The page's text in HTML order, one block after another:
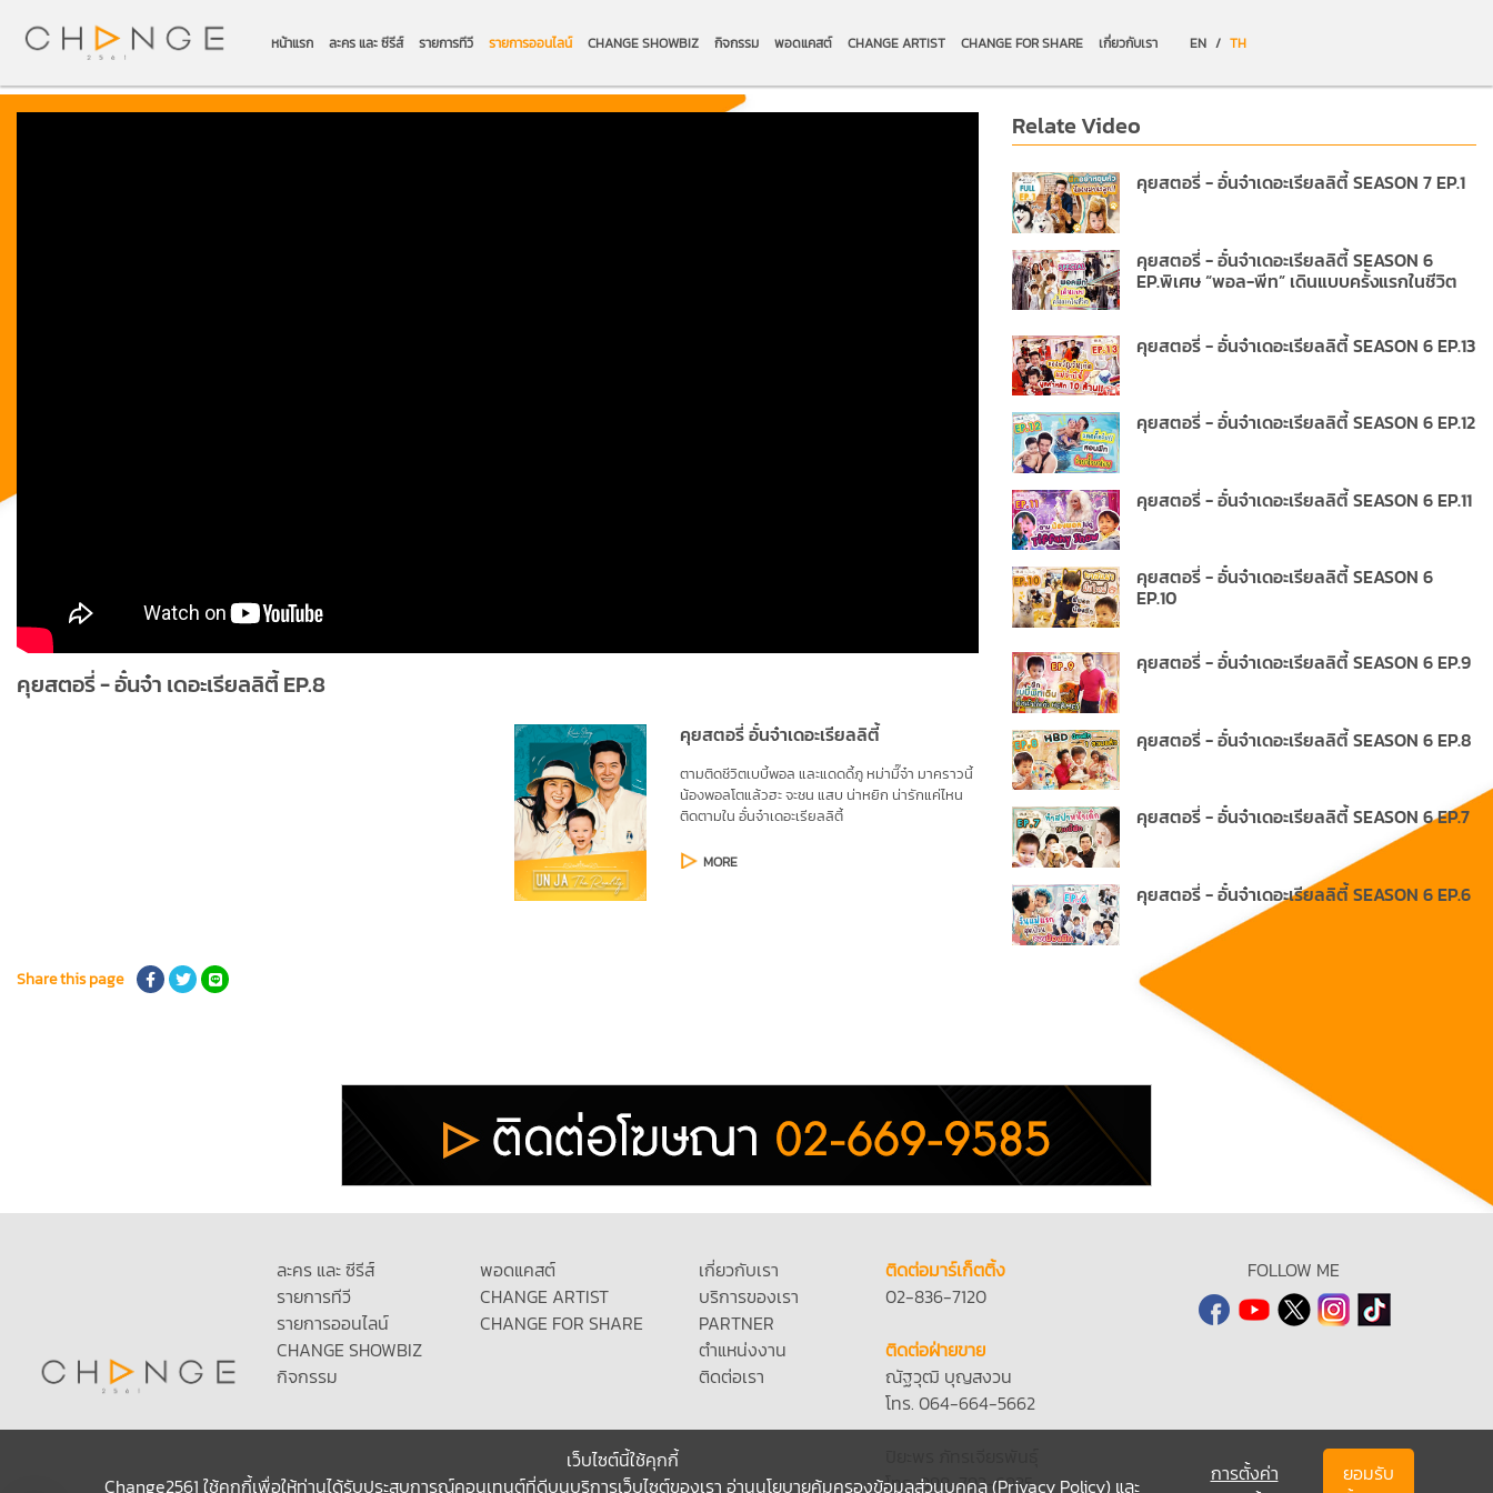
หน้าแรก ละคร และ ซีรีส์ รายการทีวี รายการออนไลน์ CHANGE SHOWBIZ กิจกรรม พอดแคสต์ CHANGE ARTIST CHANGE FOR SHARE เกี่ยวกับเรา EN / TH
คุยสตอรี่ - อั๋นจ๋า เดอะเรียลลิตี้ EP.8
คุยสตอรี่ อั๋นจ๋าเดอะเรียลลิตี้
ตามติดชีวิตเบบี้พอล และแดดดี้ภู หม่ามี๊จ๋า มาคราวนี้
น้องพอลโตแล้วฮะ จะชน แสบ น่าหยิก น่ารักแค่ไหน
ติดตามใน อั๋นจ๋าเดอะเรียลลิตี้
MORE
Share this page
Relate Video
คุยสตอรี่ - อั๋นจ๋าเดอะเรียลลิตี้ SEASON 7 EP.1
คุยสตอรี่ - อั๋นจ๋าเดอะเรียลลิตี้ SEASON 6
EP.พิเศษ “พอล-พีท” เดินแบบครั้งแรกในชีวิต
คุยสตอรี่ - อั๋นจ๋าเดอะเรียลลิตี้ SEASON 6 EP.13
คุยสตอรี่ - อั๋นจ๋าเดอะเรียลลิตี้ SEASON 6 EP.12
คุยสตอรี่ - อั๋นจ๋าเดอะเรียลลิตี้ SEASON 6 EP.11
คุยสตอรี่ - อั๋นจ๋าเดอะเรียลลิตี้ SEASON 6
EP.10
คุยสตอรี่ - อั๋นจ๋าเดอะเรียลลิตี้ SEASON 6 EP.9
คุยสตอรี่ - อั๋นจ๋าเดอะเรียลลิตี้ SEASON 6 EP.8
คุยสตอรี่ - อั๋นจ๋าเดอะเรียลลิตี้ SEASON 6 EP.7
คุยสตอรี่ - อั๋นจ๋าเดอะเรียลลิตี้ SEASON 6 EP.6
ละคร และ ซีรีส์
รายการทีวี
รายการออนไลน์
CHANGE SHOWBIZ
กิจกรรม
พอดแคสต์
CHANGE ARTIST
CHANGE FOR SHARE
เกี่ยวกับเรา
บริการของเรา
PARTNER
ตำแหน่งงาน
ติดต่อเรา
ติดต่อมาร์เก็ตติ้ง
02-836-7120
ติดต่อฝ่ายขาย
ณัฐวุฒิ บุญสงวน
โทร. 064-664-5662
โทร. 098-792-6935
FOLLOW ME
เว็บไซต์นี้ใช้คุกกี้
Change2561 ใช้คุกกี้เพื่อให้ท่านได้รับประสบการณ์คอนเทนต์ที่ดีบนบริการเว็บไซต์ของเรา อ่านนโยบายคุ้มครองข้อมูลส่วนบุคคล (Privacy Policy) และ
การตั้งค่า
ยอมรับ